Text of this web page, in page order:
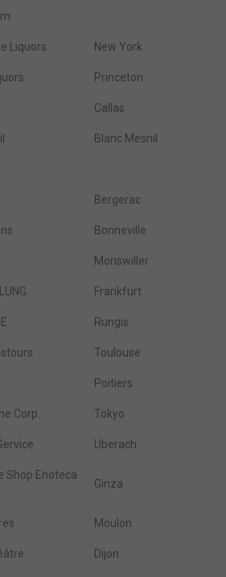
Liquors New York
Princeton
Callas
Blanc Mesnil
Bergerac
Bonneville
Monswiller
Frankfurt
Rungis
Toulouse
Poitiers
Corp. Tokyo
Uberach
Shop Enoteca
Ginza
Moulon
Dijon